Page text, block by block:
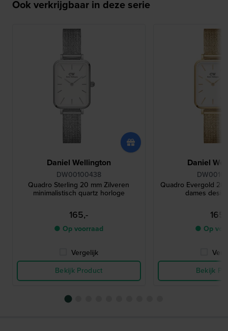
Ook verkrijgbaar in deze serie
Daniel Wellington
DW00100438
Quadro Sterling 20 mm Zilveren
minimalistisch quartz horloge
165,-
● Op voorraad
Vergelijk
Bekijk Product
Daniel
Quadro Evergold 20
dames
● Op
Bekijk